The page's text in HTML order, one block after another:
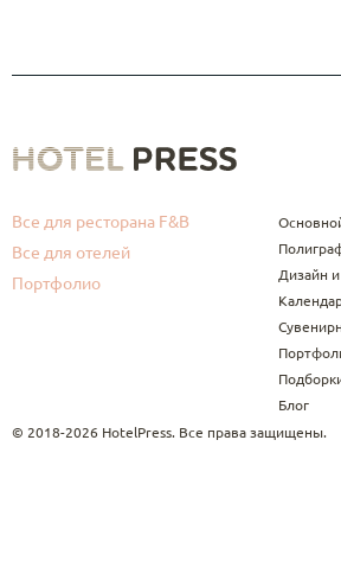
Все для ресторана F&B
Все для отелей
Портфолио
Дизайн
Блог
© 2018-2026 HotelPress. Все права защищены.